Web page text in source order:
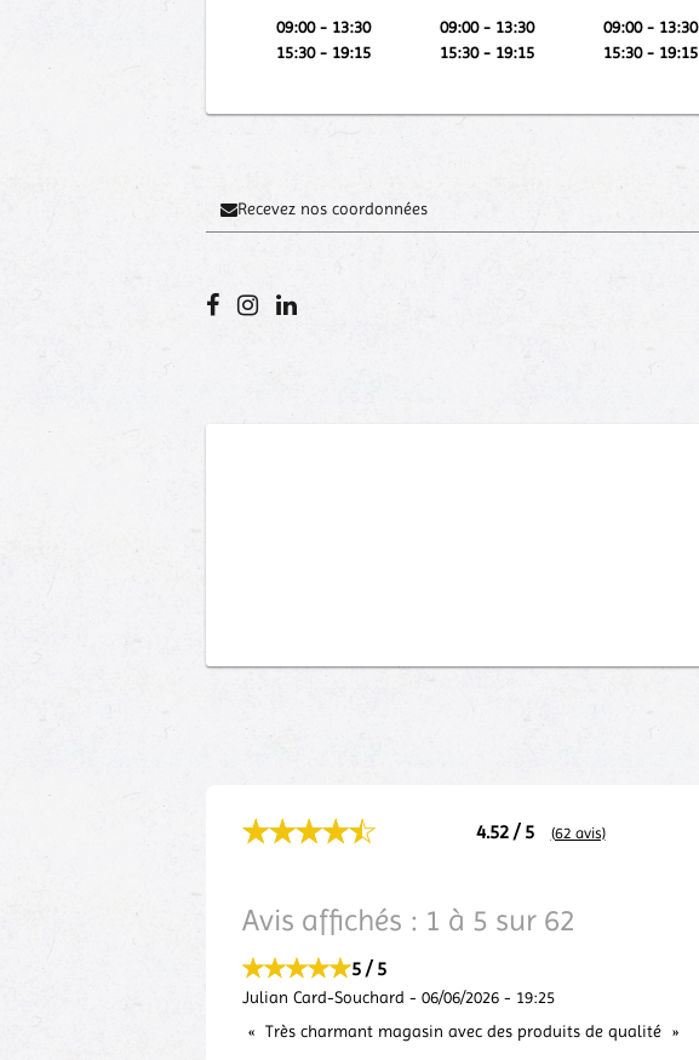
09:00 - 13:30
15:30 - 19:15
09:00 - 13:30
15:30 - 19:15
09:00 - 13:30
15:30 - 19:15
Recevez nos coordonnées
4.52 / 5 (62 avis)
Avis affichés : 1 à 5 sur 62
5 / 5
Julian Card-Souchard - 06/06/2026 - 19:25
Très charmant magasin avec des produits de qualité